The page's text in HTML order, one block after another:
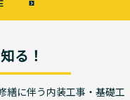
る！
繕に伴う内装工事・基礎工